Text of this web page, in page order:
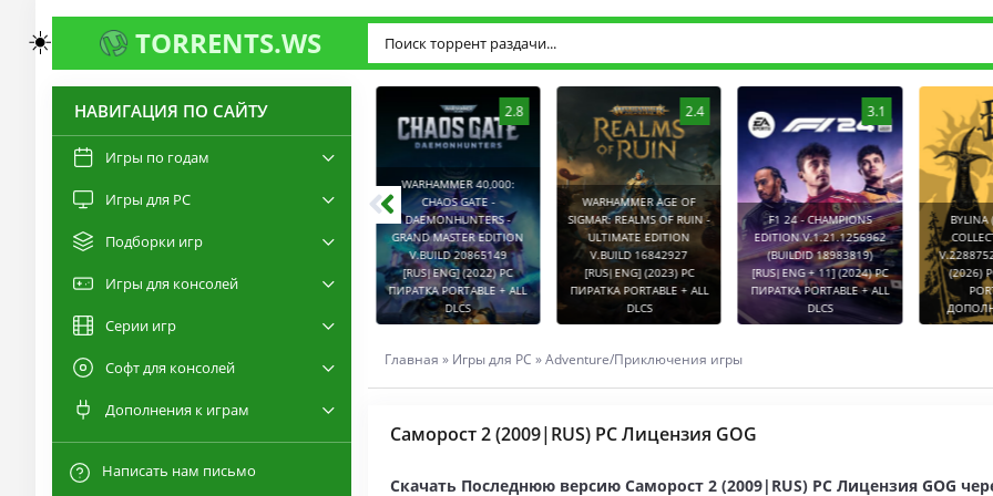
TORRENTS.WS
НАВИГАЦИЯ ПО САЙТУ
Игры по годам
Игры для PC
Подборки игр
Игры для консолей
Серии игр
Софт для консолей
Дополнения к играм
Написать нам письмо
3.0
RESIDENT EVIL 9:
REQUIEM - DELUXE
EDITION V.BUILD
(2026) PC ПИРАТКА
[RUS|ENG] (2026) PC
2.8
WARHAMMER 40,000:
CHAOS GATE -
DAEMONHUNTERS -
GRAND MASTER EDITION
V.BUILD 20865149
[RUS|ENG] (2022) PC
ПИРАТКА PORTABLE + ALL
DLCS
2.4
WARHAMMER AGE OF
SIGMAR: REALMS OF RUIN -
ULTIMATE EDITION
V.BUILD 16842927
[RUS|ENG] (2023) PC
ПИРАТКА PORTABLE + ALL
DLCS
3.1
F1 24 - CHAMPIONS
EDITION V.1.21.1256962
(BUILDID 18983819)
[RUS|ENG + 11] (2024) PC
ПИРАТКА PORTABLE + ALL
DLCS
BYLINA
(2026)
Главная » Игры для PC »Adventure/Приключения игры
Саморост 2 (2009|RUS) PC Лицензия GOG
Скачать Последнюю версию Саморост 2 (2009|RUS) PC Лицензия GOG
☀️